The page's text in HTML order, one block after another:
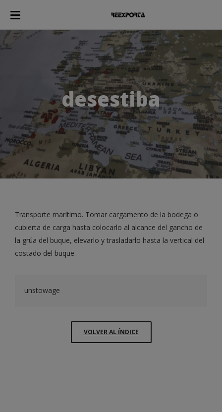
desestiba
Transporte marítimo. Tomar cargamento de la bodega o
cubierta de carga hasta colocarlo al alcance del gancho de
la grúa del buque, elevarlo y trasladarlo hasta la vertical del
costado del buque.
unstowage
VOLVER AL ÍNDICE